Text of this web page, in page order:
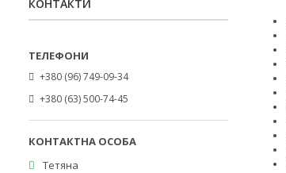
КОНТАКТИ
+380 (96) 749-09-34
+380 (63) 500-74-45
Тетяна